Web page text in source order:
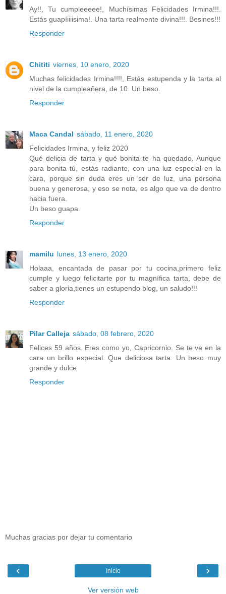
Ay!!, Tu cumpleeeee!, Muchísimas Felicidades Irmina!!!.
Estás guapíiiiisima!. Una tarta realmente divina!!!. Besines!!!
Responder
Chititi viernes, 10 enero, 2020
Muchas felicidades Irmina!!!!, Estás estupenda y la tarta al
nivel de la cumpleañera, de 10. Un beso.
Responder
Maca Candal sábado, 11 enero, 2020
Felicidades Irmina, y feliz 2020
Qué delicia de tarta y qué bonita te ha quedado. Aunque
para bonita tú, estás radiante, con una luz especial en la
cara, porque sin duda eres un ser de luz, una persona
buena y generosa, y eso se nota, es algo que va de dentro
hacia fuera.
Un beso guapa.
Responder
mamilu lunes, 13 enero, 2020
Holaaa, encantada de pasar por tu cocina,primero feliz
cumple y luego felicitarte por tu magnífica tarta, debe de
saber a gloria,tienes un estupendo blog, un saludo!!!
Responder
Pilar Calleja sábado, 08 febrero, 2020
Felices 59 años. Eres como yo, Capricornio. Se te ve en la
cara un brillo especial. Que deliciosa tarta. Un beso muy
grande y dulce
Responder
Muchas gracias por dejar tu comentario
‹ ›
Inicio
Ver versión web